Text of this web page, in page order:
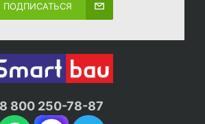
ПОДПИСАТЬСЯ
8 800 250-78-87